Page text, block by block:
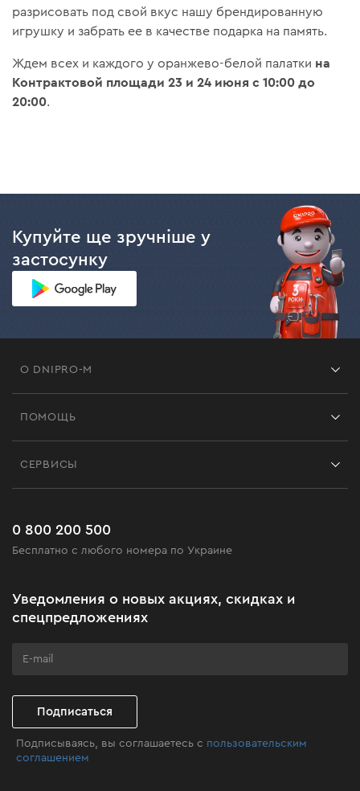
разрисовать под свой вкус нашу брендированную
игрушку и забрать ее в качестве подарка на память.
Ждем всех и каждого у оранжево-белой палатки на
Контрактовой площади 23 и 24 июня с 10:00 до
20:00.
Купуйте ще зручніше у
застосунку
О DNIPRO-M
Черная пятница
Клуб мастерства
ПОМОЩЬ
Часто задаваемые вопросы
СЕРВИСЫ
0 800 200 500
Бесплатно с любого номера по Украине
Уведомления о новых акциях, скидках и
спецпредложениях
Подписаться
Подписываясь, вы соглашаетесь с пользовательским
соглашением